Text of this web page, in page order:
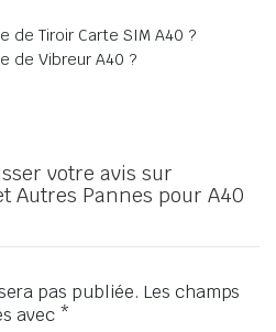
de Tiroir Carte SIM A40 ?
de Vibreur A40 ?
votre avis sur
Autres Pannes pour A40
pas publiée. Les champs
avec *